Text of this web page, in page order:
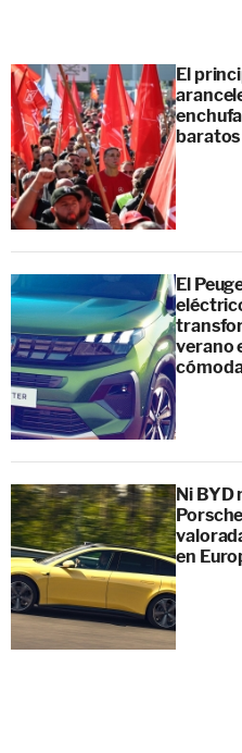
El
baratos
El
verano
Ni BYD
en